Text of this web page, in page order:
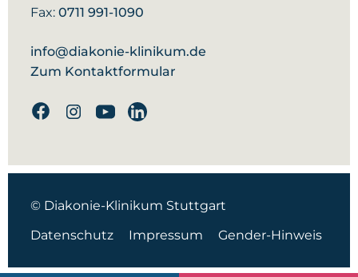
Fax: 0711 991-1090
info@diakonie-klinikum.de
Zum Kontaktformular
FacebookInstagram
YoutubeLinkedin
© Diakonie-Klinikum Stuttgart
Datenschutz
Impressum Gender-Hinweis